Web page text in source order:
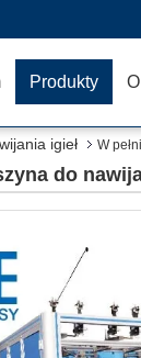
Produkty
igieł W
do